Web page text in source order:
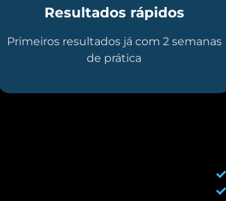
Resultados rápidos
Primeiros resultados já com 2 semanas
de prática